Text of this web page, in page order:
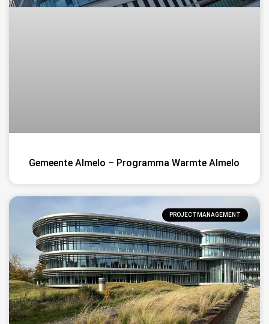
Gemeente Almelo – Programma Warmte Almelo
PROJECTMANAGEMENT